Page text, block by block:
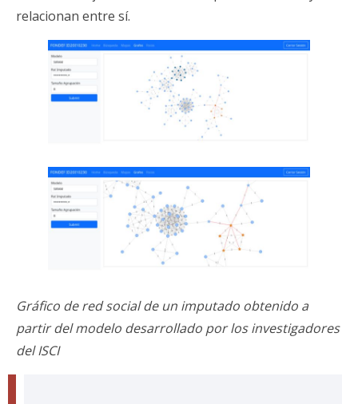
relacionan entre sí.
Gráfico de red social de un imputado obtenido a
partir del modelo desarrollado por los investigadores
del ISCI